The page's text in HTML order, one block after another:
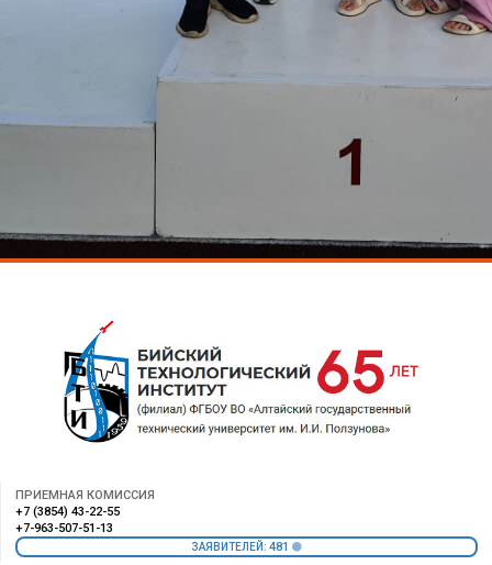
ПРИЕМНАЯ КОМИССИЯ
+7 (3854) 43-22-55
+7-963-507-51-13
ЗАЯВИТЕЛЕЙ: 481